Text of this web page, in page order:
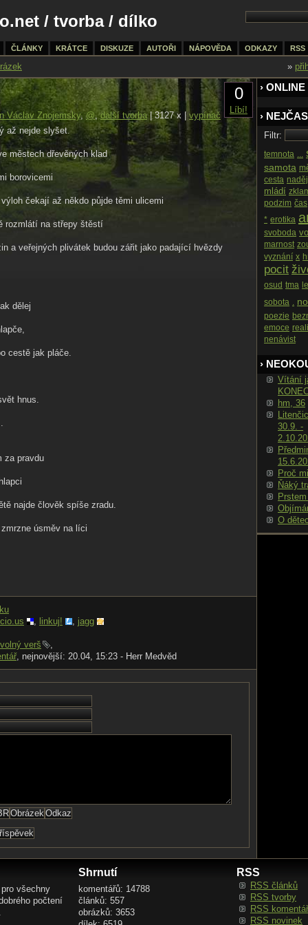
/ tvorba/ dílko
ČLÁNKY KRÁTCE DISKUZE AUTOŘI NÁPOVĚDA ODKAZY RSS
»
0
Líbí!
Václav Znojemsky, @,další tvorba| 3127 x |vypínač
až nejde slyšet.
městech dřevěných klad
borovicemi
čekají až někdo půjde těmi ulicemi
rozmlátí na střepy štěstí
a veřejných plivátek budou zářit jako padající hvězdy
dělej
cestě jak pláče.
hnus.
za pravdu
najde člověk spíše zradu.
úsměv na líci
, linkuj! , jagg
volný verš
,
, nejnovější: 20.04, 15:23 - Herr Medvěd
› ONLINE
›
Filtr:
temnota ...
samota
cesta
mládí
podzim čas
* erotika
svoboda
marnost
vyznání x
pocit
osud tma
sobota .
poezie
emoce
nenávist
›
Vítání
hm, 36
30.9. -
Proč
Ňáký
O
všechny
počtení
Shrnutí
komentářů: 14788
článků: 557
obrázků: 3653
RSS
RSS článků
RSS tvorby
RSS
RSS novinek